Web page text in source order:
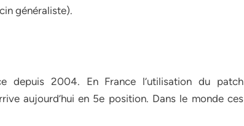
généraliste).
depuis 2004. En France l’utilisation du patch
aujourd’hui en 5e position. Dans le monde ces